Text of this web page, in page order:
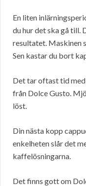
En liten
du hur det ska gå till.
resultatet. Maskinen
Sen kastar du bort
Det tar oftast tid
från Dolce Gusto.
löst.
Din nästa kopp
enkelheten slår det
kaffelösningarna.
Det finns gott om